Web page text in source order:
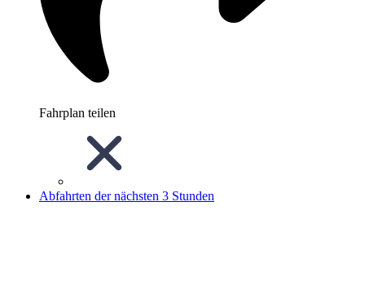
Fahrplan teilen
Abfahrten der nächsten 3 Stunden